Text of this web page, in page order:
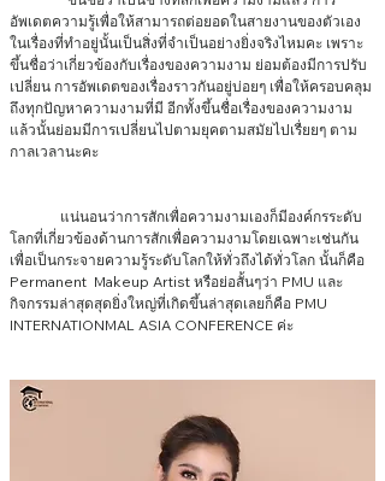
อัพเดตความรู้เพื่อให้สามารถต่อยอดในสายงานของตัวเอง
ในเรื่องที่ทำอยู่นั้นเป็นสิ่งที่จำเป็นอย่างยิ่งจริงไหมคะ เพราะ
ขึ้นชื่อว่าเกี่ยวข้องกับเรื่องของความงาม ย่อมต้องมีการปรับ
เปลี่ยน การอัพเดตของเรื่องราวกันอยู่บ่อยๆ เพื่อให้ครอบคลุม
ถึงทุกปัญหาความงามที่มี อีกทั้งขึ้นชื่อเรื่องของความงาม
แล้วนั้นย่อมมีการเปลี่ยนไปตามยุคตามสมัยไปเรื่ยยๆ ตาม
กาลเวลานะคะ
โลกที่เกี่ยวข้องด้านการสักเพื่อความงามโดยเฉพาะเช่นกัน
เพื่อเป็นกระจายความรู้ระดับโลกให้ทั่วถึงได้ทั่วโลก นั้นก็คือ
Permanent  Makeup Artist หรือย่อสั้นๆว่า PMU และ
กิจกรรมล่าสุดสุดยิ่งใหญ่ที่เกิดขึ้นล่าสุดเลยก็คือ PMU
INTERNATIONMAL ASIA CONFERENCE ค่ะ